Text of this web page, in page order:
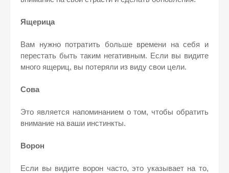
Ящерица
Вам нужно потратить больше времени на себя и
перестать быть таким негативным. Если вы видите
много ящериц, вы потеряли из виду свои цели.
Сова
Это является напоминанием о том, чтобы обратить
внимание на ваши инстинкты.
Ворон
Если вы видите ворон часто, это указывает на то,